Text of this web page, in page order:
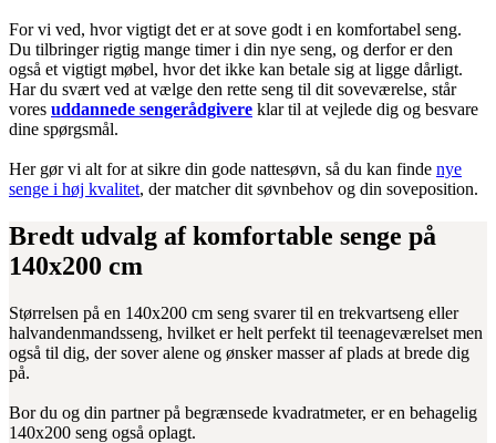
For vi ved, hvor vigtigt det er at sove godt i en komfortabel seng.
Du tilbringer rigtig mange timer i din nye seng, og derfor er den
også et vigtigt møbel, hvor det ikke kan betale sig at ligge dårligt.
Har du svært ved at vælge den rette seng til dit soveværelse, står
vores uddannede sengerådgivere klar til at vejlede dig og besvare
dine spørgsmål.
Her gør vi alt for at sikre din gode nattesøvn, så du kan finde nye
senge i høj kvalitet, der matcher dit søvnbehov og din soveposition.
Bredt udvalg af komfortable senge på
140x200 cm
Størrelsen på en 140x200 cm seng svarer til en trekvartseng eller
halvandenmandsseng, hvilket er helt perfekt til teenageværelset men
også til dig, der sover alene og ønsker masser af plads at brede dig
på.
Bor du og din partner på begrænsede kvadratmeter, er en behagelig
140x200 seng også oplagt.